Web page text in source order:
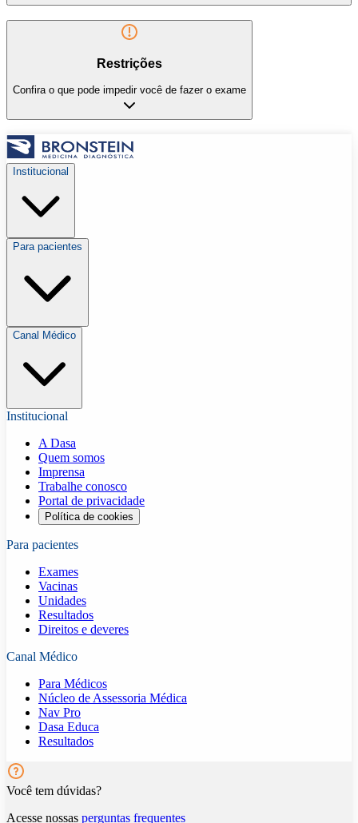
Restrições
Confira o que pode impedir você de fazer o exame
Institucional
Para pacientes
Canal Médico
Institucional
A Dasa
Quem somos
Imprensa
Trabalhe conosco
Portal de privacidade
Política de cookies
Para pacientes
Exames
Vacinas
Unidades
Resultados
Direitos e deveres
Canal Médico
Para Médicos
Núcleo de Assessoria Médica
Nav Pro
Dasa Educa
Resultados
Você tem dúvidas?
Acesse nossas perguntas frequentes